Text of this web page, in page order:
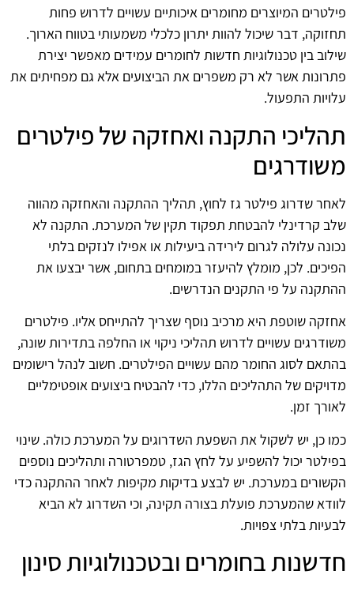
פילטרים המיוצרים מחומרים איכותיים עשויים לדרוש פחות
תחזוקה, דבר שיכול להוות יתרון כלכלי משמעותי בטווח הארוך.
שילוב בין טכנולוגיות חדשות לחומרים עמידים מאפשר יצירת
פתרונות אשר לא רק משפרים את הביצועים אלא גם מפחיתים את
עלויות התפעול.
תהליכי התקנה ואחזקה של פילטרים
משודרגים
לאחר שדרוג פילטר גז לחוץ, תהליך ההתקנה והאחזקה מהווה
שלב קרדינלי להבטחת תפקוד תקין של המערכת. התקנה לא
נכונה עלולה לגרום לירידה ביעילות או אפילו לנזקים בלתי
הפיכים. לכן, מומלץ להיעזר במומחים בתחום, אשר יבצעו את
ההתקנה על פי התקנים הנדרשים.
אחזקה שוטפת היא מרכיב נוסף שצריך להתייחס אליו. פילטרים
משודרגים עשויים לדרוש תהליכי ניקוי או החלפה בתדירות שונה,
בהתאם לסוג החומר מהם עשויים הפילטרים. חשוב לנהל רישומים
מדויקים של התהליכים הללו, כדי להבטיח ביצועים אופטימליים
לאורך זמן.
כמו כן, יש לשקול את השפעת השדרוגים על המערכת כולה. שינוי
בפילטר יכול להשפיע על לחץ הגז, טמפרטורה ותהליכים נוספים
הקשורים במערכת. יש לבצע בדיקות מקיפות לאחר ההתקנה כדי
לוודא שהמערכת פועלת בצורה תקינה, וכי השדרוג לא הביא
לבעיות בלתי צפויות.
חדשנות בחומרים ובטכנולוגיות סינון